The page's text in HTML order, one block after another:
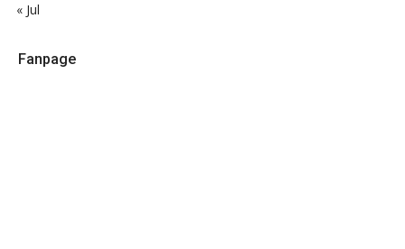
« Jul
Fanpage